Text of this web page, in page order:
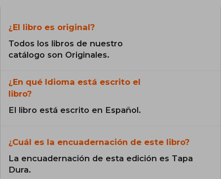
¿El libro es original?
Todos los libros de nuestro
catálogo son Originales.
¿En qué Idioma está escrito el
libro?
El libro está escrito en Español.
¿Cuál es la encuadernación de este libro?
La encuadernación de esta edición es Tapa
Dura.